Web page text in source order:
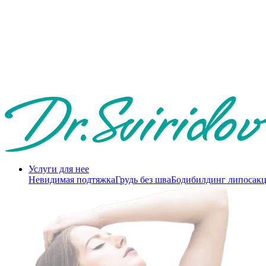
Услуги для нее
Невидимая подтяжкаГрудь без шваБодибилдинг